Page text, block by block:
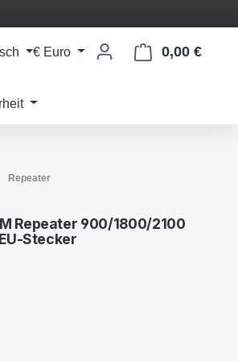
€ Euro 0,00 €
Repeater
Repeater 900/1800/2100
Stecker